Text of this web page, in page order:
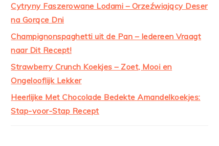
Cytryny Faszerowane Lodami – Orzeźwiający Deser
na Gorące Dni
Champignonspaghetti uit de Pan – Iedereen Vraagt
naar Dit Recept!
Strawberry Crunch Koekjes – Zoet, Mooi en
Ongelooflijk Lekker
Heerlijke Met Chocolade Bedekte Amandelkoekjes:
Stap-voor-Stap Recept